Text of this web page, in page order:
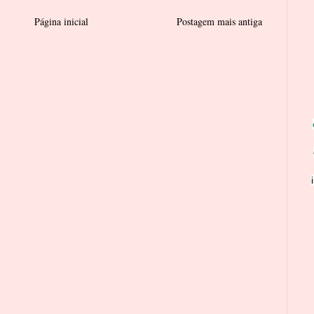
Postagem mais antiga
Página inicial